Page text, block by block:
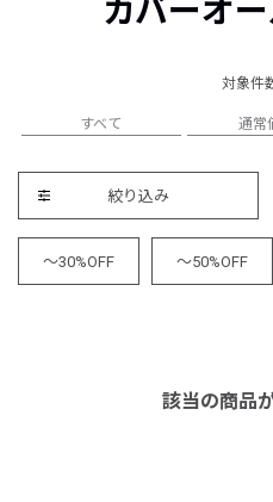
カバーオ
対象件
すべて 通常
絞り込み
～30%OFF ～50%OFF
該当の商品